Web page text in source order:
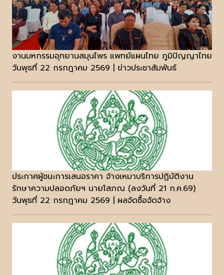
งานมหกรรมอุทยานสมุนไพร แพทย์แผนไทย ภูมิปัญญาไทย
วันพุธที่ 22 กรกฎาคม 2569 | ข่าวประชาสัมพันธ์
ประกาศผู้ชนะการเสนอราคา จ้างเหมาบริการปฏิบัติงาน
รักษาความปลอดภัยฯ นายโสภณ (ลงวันที่ 21 ก.ค.69)
วันพุธที่ 22 กรกฎาคม 2569 | ผลจัดซื้อจัดจ้าง